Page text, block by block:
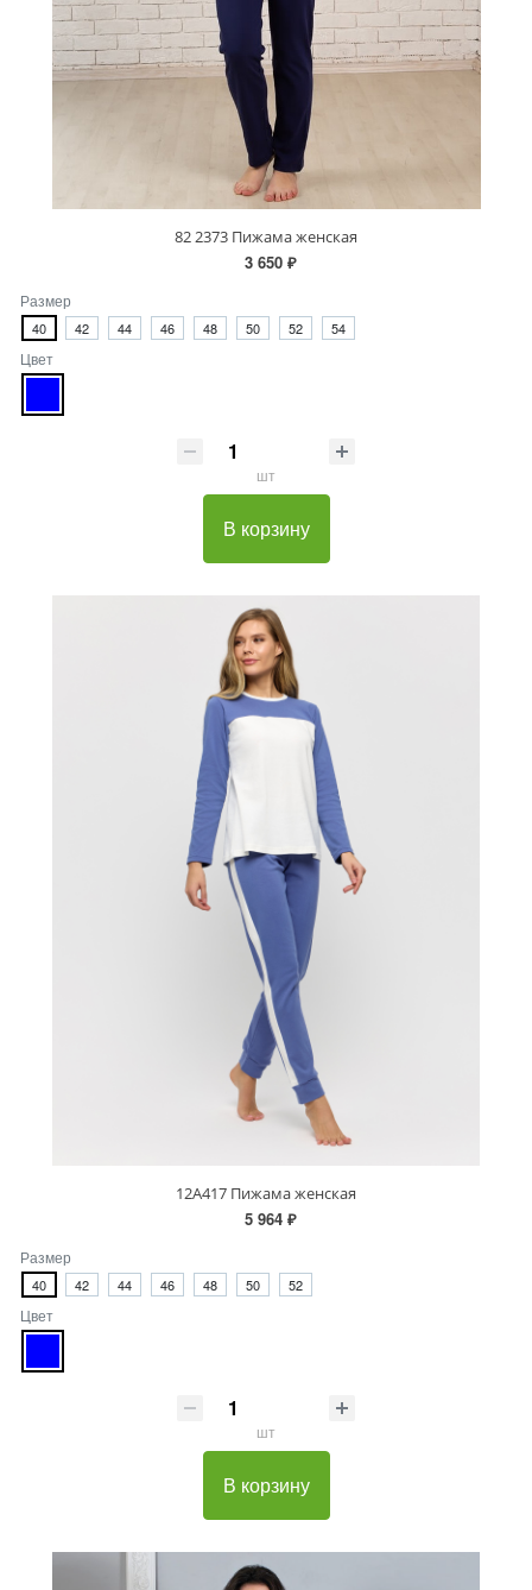
82 2373 Пижама женская
3 650 ₽
Размер
40 42 44 46 48 50 52 54
Цвет
шт
В корзину
12А417 Пижама женская
5 964 ₽
Размер
40 42 44 46 48 50 52
Цвет
шт
В корзину